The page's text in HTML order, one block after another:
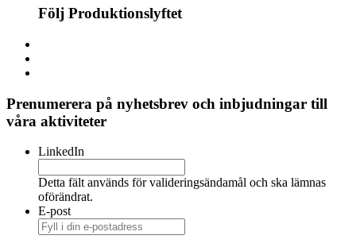
Följ Produktionslyftet
Prenumerera på nyhetsbrev och inbjudningar till
våra aktiviteter
LinkedIn
Detta fält används för valideringsändamål och ska lämnas
oförändrat.
E-post